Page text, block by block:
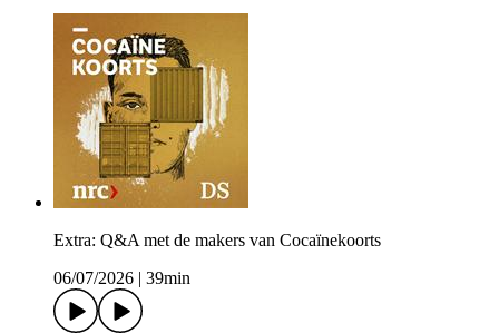
Extra: Q&A met de makers van Cocaïnekoorts
06/07/2026
39min